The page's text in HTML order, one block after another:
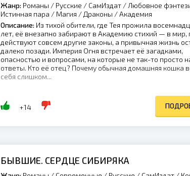
Жанр: Романы / Русские / СамИздат / Любовное
Истинная пара / Магия / Драконы / Академия
Описание: Из тихой обители, где Тея прожила
лет, её внезапно забирают в Академию стихий — в мир,
действуют совсем другие законы, а привычная жизнь
далеко позади. Империя Огня встречает её загадками,
опасностью и вопросами, на которые не так-то просто
ответы. Кто её отец? Почему обычная домашняя кошка
себя слишком...
+14
БЫВШИЕ. СЕРДЦЕ СИБИРЯКА